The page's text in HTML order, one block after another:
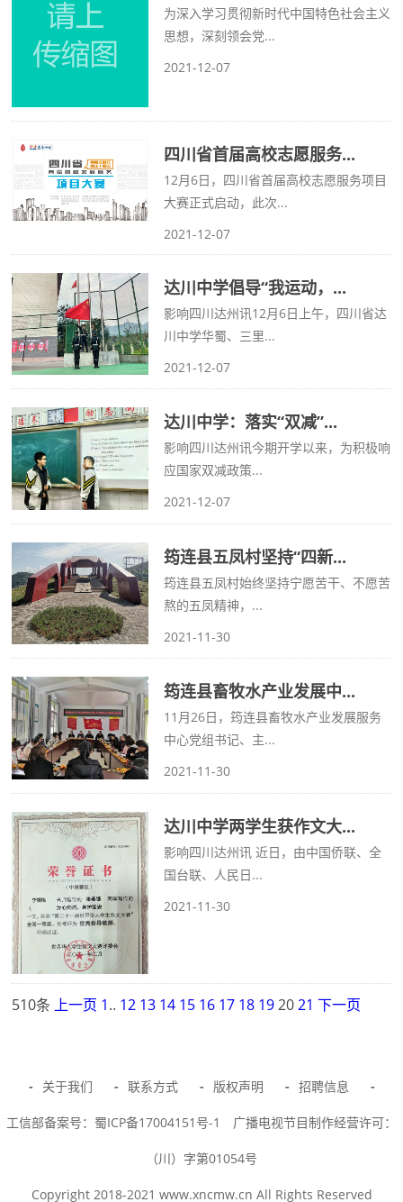
为深入学习贯彻新时代中国特色社会主义
思想，深刻领会党...
2021-12-07
四川省首届高校志愿服务...
12月6日，四川省首届高校志愿服务项目
大赛正式启动，此次...
2021-12-07
达川中学倡导“我运动，...
影响四川达州讯12月6日上午，四川省达
川中学华蜀、三里...
2021-12-07
达川中学：落实“双减”...
影响四川达州讯今期开学以来，为积极响
应国家双减政策...
2021-12-07
筠连县五凤村坚持“四新...
筠连县五凤村始终坚持宁愿苦干、不愿苦
熬的五凤精神，...
2021-11-30
筠连县畜牧水产业发展中...
11月26日，筠连县畜牧水产业发展服务
中心党组书记、主...
2021-11-30
达川中学两学生获作文大...
影响四川达州讯 近日，由中国侨联、全
国台联、人民日...
2021-11-30
510条 上一页 1.. 12 13 14 15 16 17 18 19 20 21 下一页
- 关于我们 - 联系方式 - 版权声明 - 招聘信息 -
工信部备案号：蜀ICP备17004151号-1 广播电视节目制作经营许可：
（川）字第01054号
Copyright 2018-2021 www.xncmw.cn All Rights Reserved